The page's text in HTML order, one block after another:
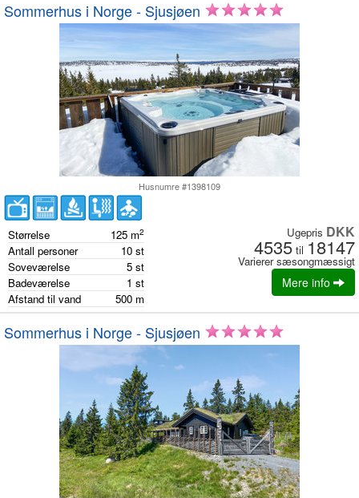
Sommerhus i Norge - Sjusjøen
Husnumre #1398109
Størrelse 125 m2
Antall personer 10 st
Soveværelse
5 st
Badeværelse
1 st
Afstand til vand
500 m
Ugepris DKK
4535 til 18147
Varierer sæsongmæssigt
Mere info
Sommerhus i Norge - Sjusjøen